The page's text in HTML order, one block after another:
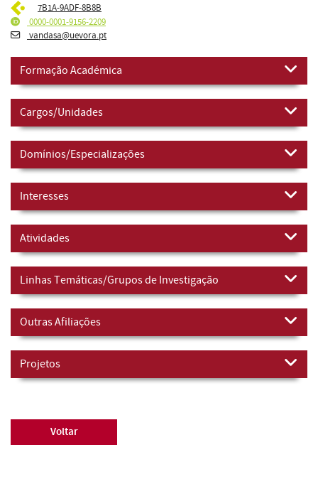
7B1A-9ADF-8B8B
0000-0001-9156-2209
vandasa@uevora.pt
Formação Académica
Cargos/Unidades
Domínios/Especializações
Interesses
Atividades
Linhas Temáticas/Grupos de Investigação
Outras Afiliações
Projetos
Voltar